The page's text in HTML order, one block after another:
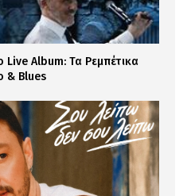
Album: Τα Ρεμπέτικα
& Blues